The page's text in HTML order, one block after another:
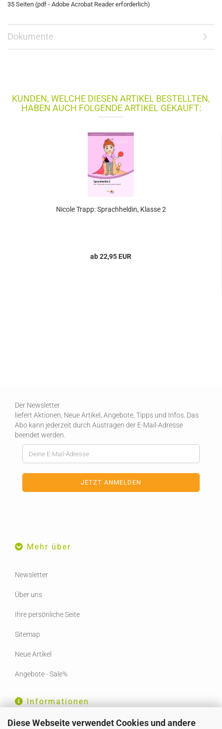
Diese Webseite verwendet Cookies und andere
35 Seiten (pdf - Adobe Acrobat Reader erforderlich)
Dokumente
KUNDEN, WELCHE DIESEN ARTIKEL BESTELLTEN,
HABEN AUCH FOLGENDE ARTIKEL GEKAUFT:
Nicole Trapp: Sprachheldin, Klasse 2
ab 22,95 EUR
Der Newsletter
liefert Aktionen, Neue Artikel, Angebote, Tipps und Infos. Das
Abo kann jederzeit durch Austragen der E-Mail-Adresse
beendet werden.
Mehr über
Newsletter
Über uns
Ihre persönliche Seite
Sitemap
Neue Artikel
Angebote - Sale%
Informationen